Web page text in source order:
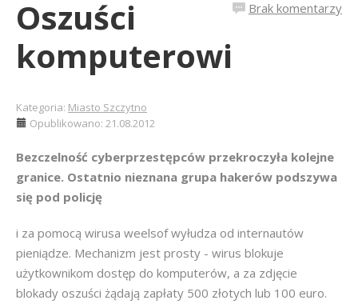
Brak komentarzy
Oszuści
komputerowi
Kategoria: Miasto Szczytno
Opublikowano: 21.08.2012
Bezczelność cyberprzestępców przekroczyła kolejne
granice. Ostatnio nieznana grupa hakerów podszywa
się pod policję
i za pomocą wirusa weelsof wyłudza od internautów
pieniądze. Mechanizm jest prosty - wirus blokuje
użytkownikom dostęp do komputerów, a za zdjęcie
blokady oszuści żądają zapłaty 500 złotych lub 100 euro.